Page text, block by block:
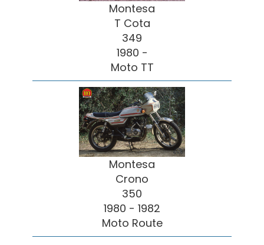
Montesa
T Cota
349
1980 -
Moto TT
Montesa
Crono
350
1980 - 1982
Moto Route